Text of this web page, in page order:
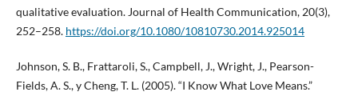
qualitative evaluation. Journal of Health Communication, 20(3),
252–258. https://doi.org/10.1080/10810730.2014.925014
Johnson, S. B., Frattaroli, S., Campbell, J., Wright, J., Pearson-
Fields, A. S., y Cheng, T. L. (2005). “I Know What Love Means.”